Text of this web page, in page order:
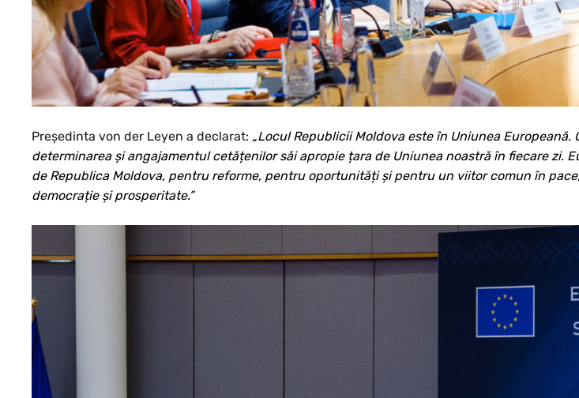
Președinta von der Leyen a declarat: „Locul Republicii Moldova este în Uniunea Europeană.
determinarea și angajamentul cetățenilor săi apropie țara de Uniunea noastră în fiecare zi.
de Republica Moldova, pentru reforme, pentru oportunități și pentru un viitor comun în
democrație și prosperitate.”